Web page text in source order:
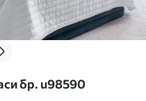
бр. u98590